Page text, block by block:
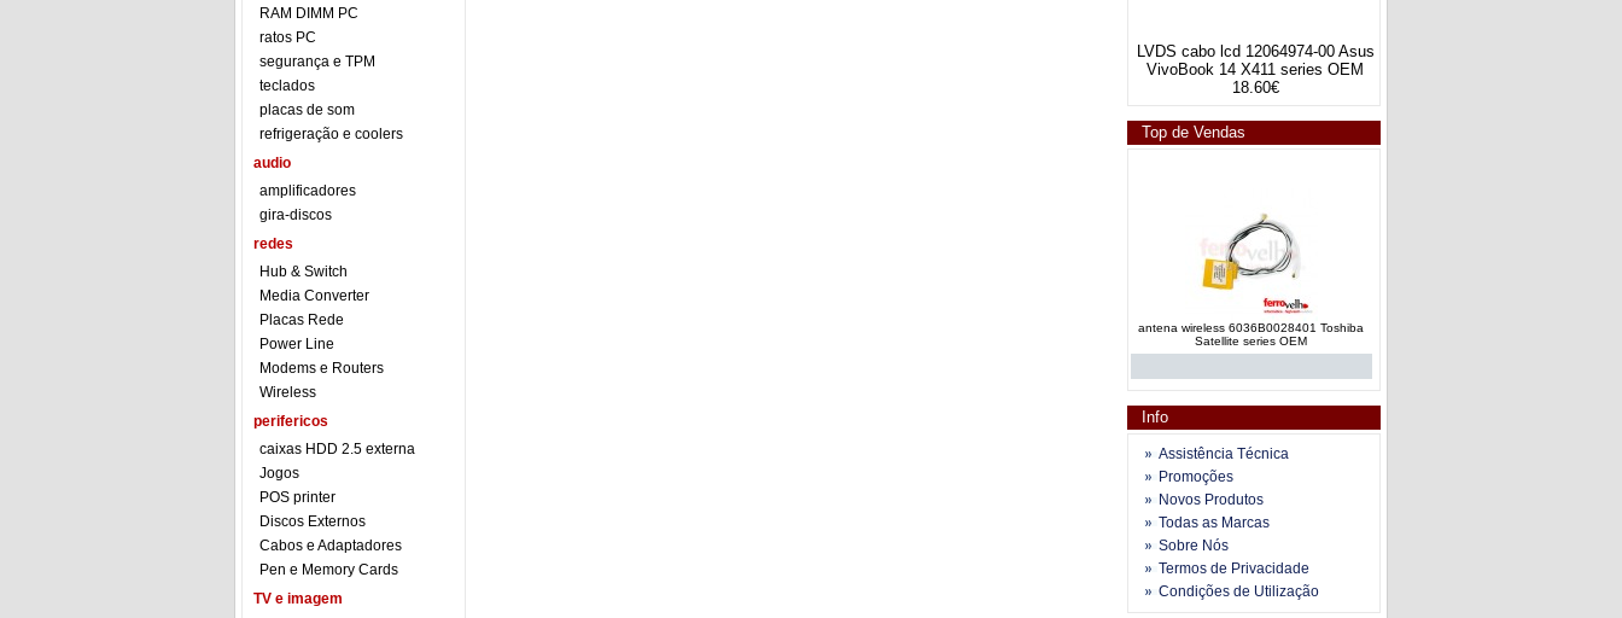
RAM DIMM PC
ratos PC
segurança e TPM
teclados
placas de som
refrigeração e coolers
audio
amplificadores
gira-discos
redes
Hub & Switch
Media Converter
Placas Rede
Power Line
Modems e Routers
Wireless
perifericos
caixas HDD 2.5 externa
Jogos
POS printer
Discos Externos
Cabos e Adaptadores
Pen e Memory Cards
TV e imagem
LVDS cabo lcd 12064974-00 Asus
VivoBook 14 X411 series OEM
18.60€
Top de Vendas
Satellite series OEM
antena wireless 6036B0028801 Toshiba
Satellite L300 series OEM
Info
Assistência Técnica
Promoções
Novos Produtos
Todas as Marcas
Sobre Nós
Termos de Privacidade
Condições de Utilização